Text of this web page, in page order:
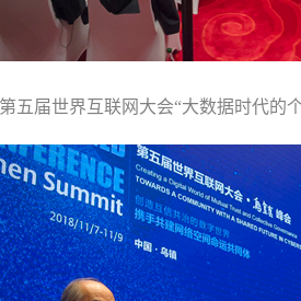
五届世界互联网大会“大数据时代的